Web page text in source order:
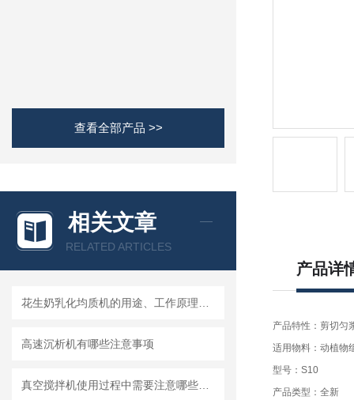
查看全部产品 >>
相关文章
RELATED ARTICLES
高速沉析机有哪些注意事项
产品详
产品特性：剪切匀
适用物料：动植物
型号：S10
产品类型：全新